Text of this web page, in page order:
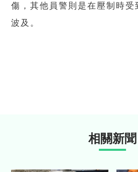
傷，其他員警則是在壓制時受
波及。
相關新聞